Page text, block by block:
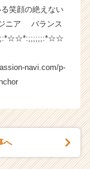
笑顔の絶えない
ニア バランス
navi.com/p-
へ